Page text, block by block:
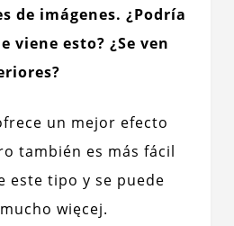
de imágenes. ¿Podría
viene esto? ¿Se ven
un mejor efecto
también es más fácil
este tipo y se puede
więcej.